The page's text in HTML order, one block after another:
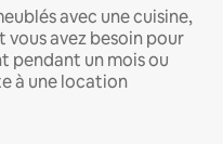
avec une cuisine,
avez besoin pour
pendant un mois ou
à une location